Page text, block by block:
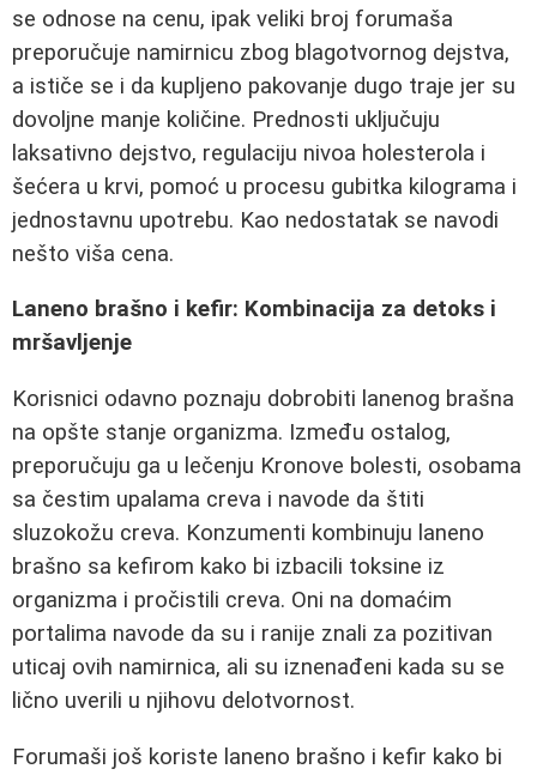
se odnose na cenu, ipak veliki broj forumaša
preporučuje namirnicu zbog blagotvornog dejstva,
a ističe se i da kupljeno pakovanje dugo traje jer su
dovoljne manje količine. Prednosti uključuju
laksativno dejstvo, regulaciju nivoa holesterola i
šećera u krvi, pomoć u procesu gubitka kilograma i
jednostavnu upotrebu. Kao nedostatak se navodi
nešto viša cena.
Laneno brašno i kefir: Kombinacija za detoks i
mršavljenje
Korisnici odavno poznaju dobrobiti lanenog brašna
na opšte stanje organizma. Između ostalog,
preporučuju ga u lečenju Kronove bolesti, osobama
sa čestim upalama creva i navode da štiti
sluzokožu creva. Konzumenti kombinuju laneno
brašno sa kefirom kako bi izbacili toksine iz
organizma i pročistili creva. Oni na domaćim
portalima navode da su i ranije znali za pozitivan
uticaj ovih namirnica, ali su iznenađeni kada su se
lično uverili u njihovu delotvornost.
Forumaši još koriste laneno brašno i kefir kako bi